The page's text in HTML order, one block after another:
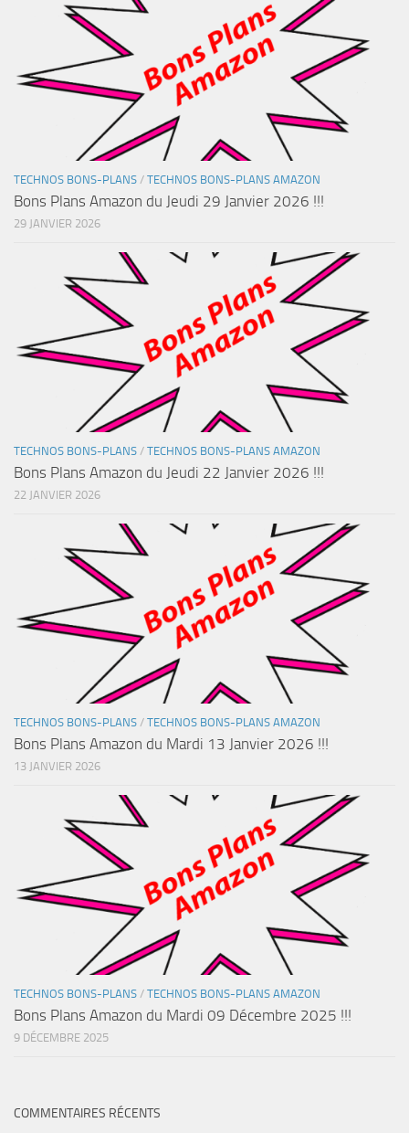
TECHNOS BONS-PLANS / TECHNOS BONS-PLANS AMAZON
Bons Plans Amazon du Jeudi 29 Janvier 2026 !!!
29 JANVIER 2026
TECHNOS BONS-PLANS / TECHNOS BONS-PLANS AMAZON
Bons Plans Amazon du Jeudi 22 Janvier 2026 !!!
22 JANVIER 2026
TECHNOS BONS-PLANS / TECHNOS BONS-PLANS AMAZON
Bons Plans Amazon du Mardi 13 Janvier 2026 !!!
13 JANVIER 2026
TECHNOS BONS-PLANS / TECHNOS BONS-PLANS AMAZON
Bons Plans Amazon du Mardi 09 Décembre 2025 !!!
9 DÉCEMBRE 2025
COMMENTAIRES RÉCENTS